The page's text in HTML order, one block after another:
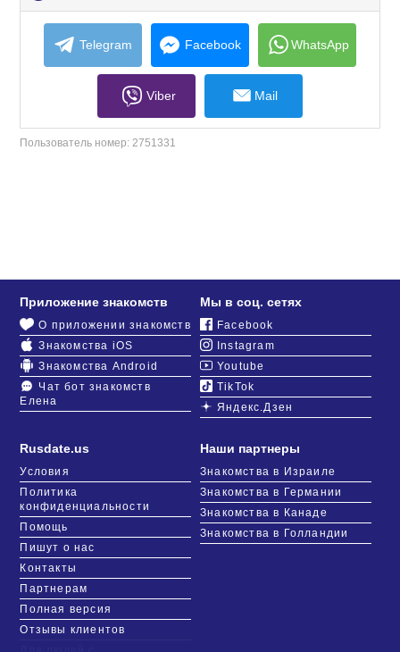
to
collapse
contents
Telegram Facebook WhatsApp
Viber Mail
Пользователь номер: 2751331
Rusdate.us
Условия
Политика
конфиденциальности
Помощь
Пишут о нас
Контакты
Партнерам
Полная версия
Отзывы клиентов
Приложение знакомств
О приложении знакомств
Знакомства iOS
Знакомства Android
Чат бот знакомств
Елена
Мы в соц. сетях
Facebook
Instagram
Youtube
TikTok
Яндекс.Дзен
Наши партнеры
Знакомства в Израиле
Знакомства в Германии
Знакомства в Канаде
Знакомства в Голландии